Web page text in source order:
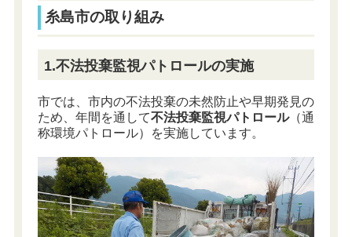
糸島市の取り組み
1.不法投棄監視パトロールの実施
市では、市内の不法投棄の未然防止や早期発見の
ため、年間を通して不法投棄監視パトロール（通
称環境パトロール）を実施しています。